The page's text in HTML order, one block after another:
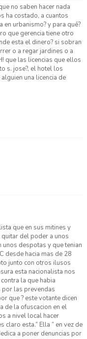
no saben hacer nada
ha costado, a cuantos
urbanismo? y para qué?
que gerencia tiene otro
esta el dinero? si sobran
o a regar jardines o a
que las licencias que ellos
s. jose?, el hotel los
una licencia de
que en sus mitines y
del poder a unos
despotas y que tenian
desde hacia mas de 28
junto con otros ilusos
esta nacionalista nos
la que habia
por las prevendas
que ? este votante dicen
de la ofuscacion en el
a nivel local hacer
claro esta.“ Ella ” en vez de
a poner denuncias por